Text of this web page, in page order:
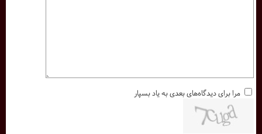
مرا برای دیدگاه‌های بعدی به یاد بسپار